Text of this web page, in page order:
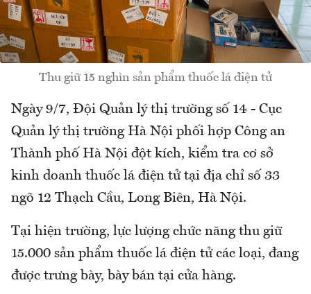
Thu giữ 15 nghìn sản phẩm thuốc lá điện tử
Ngày 9/7, Đội Quản lý thị trường số 14 - Cục
Quản lý thị trường Hà Nội phối hợp Công an
Thành phố Hà Nội đột kích, kiểm tra cơ sở
kinh doanh thuốc lá điện tử tại địa chỉ số 33
ngõ 12 Thạch Cầu, Long Biên, Hà Nội.
Tại hiện trường, lực lượng chức năng thu giữ
15.000 sản phẩm thuốc lá điện tử các loại, đang
được trưng bày, bày bán tại cửa hàng.